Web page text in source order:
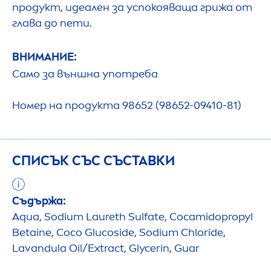
продукт, идеален за успокояваща грижа от
глава до пети.
ВНИМАНИЕ:
Само за външна употреба
Номер на продукта 98652 (98652-09410-81)
СПИСЪК СЪС СЪСТАВКИ
Съдържа:
Aqua, Sodium Laureth Sulfate, Cocamidopropyl
Betaine, Coco Glucoside, Sodium Chloride,
Lavandula Oil/Extract, Glycerin, Guar